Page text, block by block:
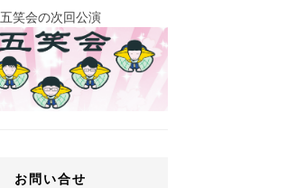
五笑会の次回公演
お問い合せ